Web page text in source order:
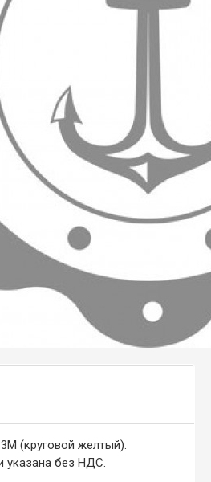
(круговой желтый).
указана без НДС.